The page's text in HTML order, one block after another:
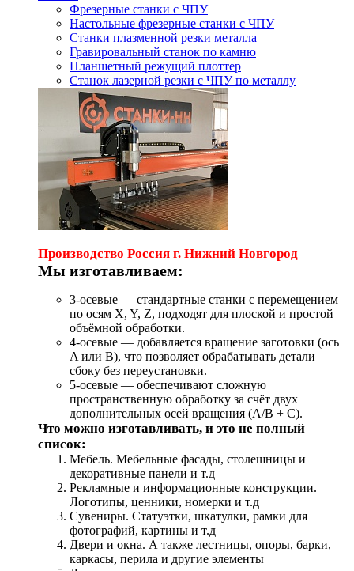
Фрезерные станки с ЧПУ
Настольные фрезерные станки с ЧПУ
Станки плазменной резки металла
Гравировальный станок по камню
Планшетный режущий плоттер
Станок лазерной резки с ЧПУ по металлу
Производство Россия г. Нижний Новгород
Мы изготавливаем:
3-осевые — стандартные станки с перемещением
по осям X, Y, Z, подходят для плоской и простой
объёмной обработки.
4-осевые — добавляется вращение заготовки (ось
A или B), что позволяет обрабатывать детали
сбоку без переустановки.
5-осевые — обеспечивают сложную
пространственную обработку за счёт двух
дополнительных осей вращения (A/B + C).
Что можно изготавливать, и это не полный
список:
Мебель. Мебельные фасады, столешницы и
декоративные панели и т.д
Рекламные и информационные конструкции.
Логотипы, ценники, номерки и т.д
Сувениры. Статуэтки, шкатулки, рамки для
фотографий, картины и т.д
Двери и окна. А также лестницы, опоры, барки,
каркасы, перила и другие элементы